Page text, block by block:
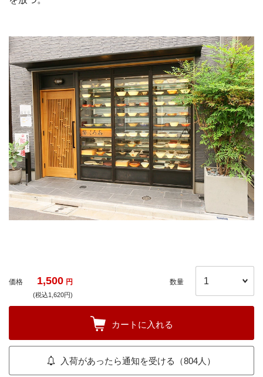
価格 1,500 円
(税込1,620円)
数量
カートに入れる
入荷があったら通知を受ける（804人）